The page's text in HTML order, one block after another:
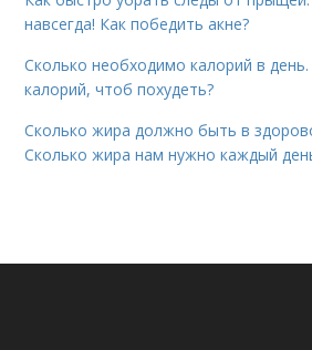
навсегда! Как победить акне?
Сколько необходимо калорий в
калорий, чтоб похудеть?
Сколько жира должно быть в
Сколько жира нам нужно каждый